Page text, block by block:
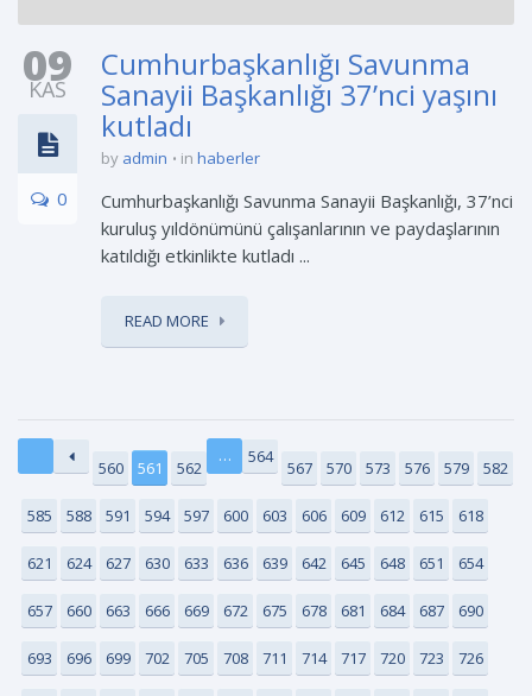
09
KAS
0
Cumhurbaşkanlığı Savunma
Sanayii Başkanlığı 37’nci yaşını
kutladı
by admin in haberler
Cumhurbaşkanlığı Savunma Sanayii Başkanlığı, 37’nci
kuruluş yıldönümünü çalışanlarının ve paydaşlarının
katıldığı etkinlikte kutladı ...
READ MORE
560 561 562
… 564
567 570 573 576 579 582
585 588 591 594 597 600 603 606 609 612 615 618
621 624 627 630 633 636 639 642 645 648 651 654
657 660 663 666 669 672 675 678 681 684 687 690
693 696 699 702 705 708 711 714 717 720 723 726